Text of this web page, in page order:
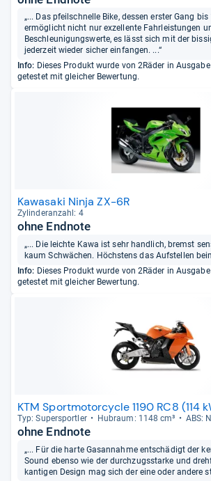
„... Das pfeilschnelle Bike, dessen erster Gang
ermöglicht nicht nur exzellente Fahrleistungen
Beschleunigungswerte, es lässt sich mit der
jederzeit wieder sicher einfangen. ...“
Info: Dieses Produkt wurde von 2Räder in Ausgabe
getestet mit gleicher Bewertung.
Kawasaki Ninja ZX-6R
Zylin­deran­zahl: 4
ohne Endnote
„... Die leichte Kawa ist sehr handlich, bremst
kaum Schwächen. Höchstens das Aufstellen
Info: Dieses Produkt wurde von 2Räder in Ausgabe
getestet mit gleicher Bewertung.
KTM Sportmotorcycle 1190 RC8 (114
Typ: Super­sport­ler Hub­raum: 1148 cm³ ABS:
ohne Endnote
„... Für die harte Gasannahme entschädigt der
Sound ebenso wie der durchzugsstarke und
kantigen Design mag sich der eine oder andere